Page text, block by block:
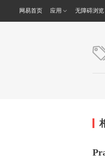
网易首页 应用 无障碍浏览